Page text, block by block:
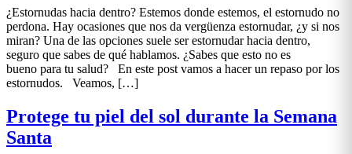
¿Estornudas hacia dentro? Estemos donde estemos, el estornudo no
perdona. Hay ocasiones que nos da vergüenza estornudar, ¿y si nos
miran? Una de las opciones suele ser estornudar hacia dentro,
seguro que sabes de qué hablamos. ¿Sabes que esto no es
bueno para tu salud? En este post vamos a hacer un repaso por los
estornudos. Veamos, […]
Protege tu piel del sol durante la Semana
Santa